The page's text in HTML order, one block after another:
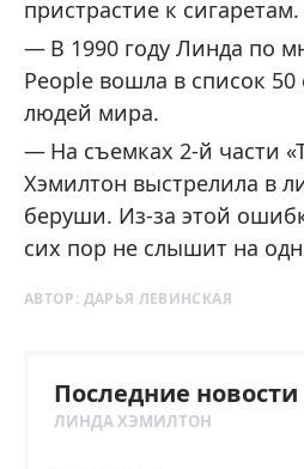
пристрастие к сигаретам.
В 1990 году Линда по
People вошла в список
людей мира.
На съемках 2-й части
Хэмилтон выстрелила в
беруши. Из-за этой
сих пор не слышит на
АВТОР: ДАРЬЯ ЛЕВИНСКАЯ
Последние новости
ЛИНДА ХЭМИЛТОН